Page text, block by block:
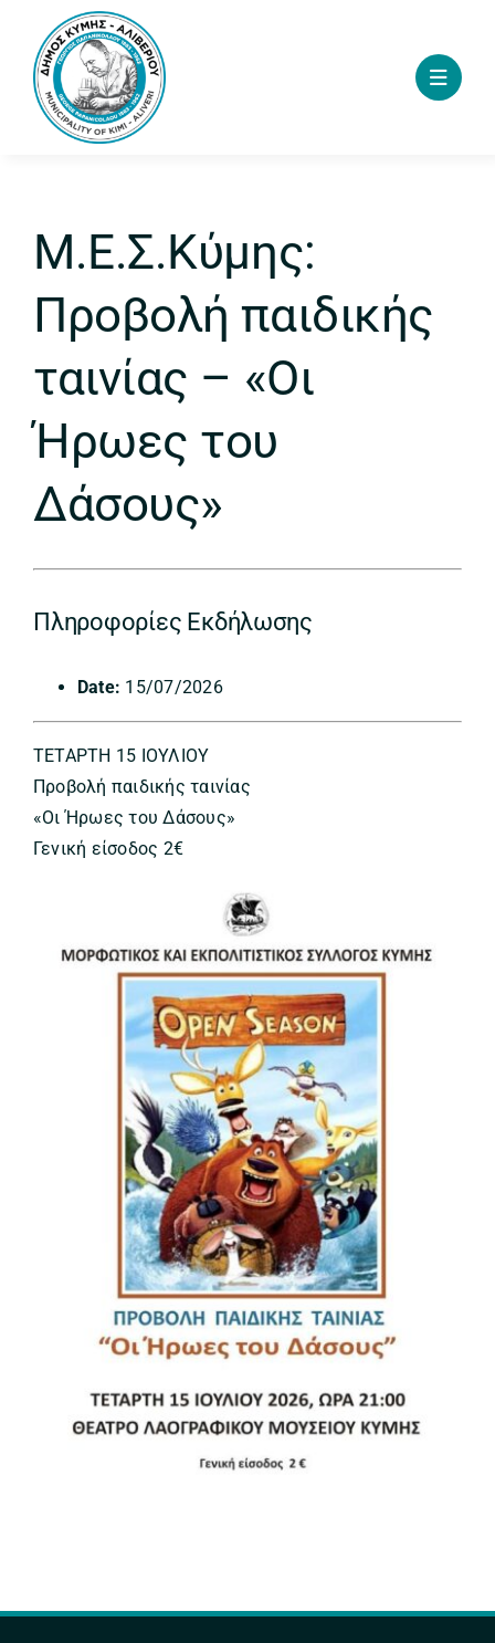
content
Μ.Ε.Σ.Κύμης:
Προβολή παιδικής
ταινίας – «Οι
Ήρωες του
Δάσους»
Πληροφορίες Εκδήλωσης
Date: 15/07/2026
ΤΕΤΑΡΤΗ 15 ΙΟΥΛΙΟΥ
Προβολή παιδικής ταινίας
«Οι Ήρωες του Δάσους»
Γενική είσοδος 2€